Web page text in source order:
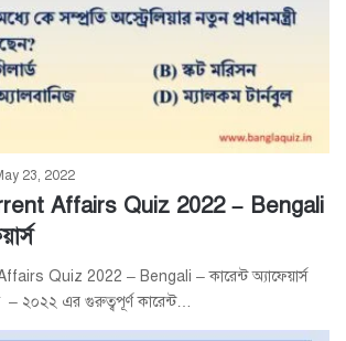
23, 2022
Affairs Quiz 2022 – Bengali
Quiz 2022 – Bengali – কারেন্ট অ্যাফেয়ার্স
২০২২ এর গুরুত্বপূর্ণ কারেন্ট…